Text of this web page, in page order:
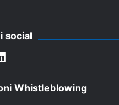
social
Whistleblowing